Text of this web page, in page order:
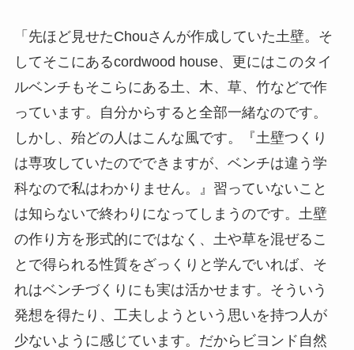
「先ほど見せたChouさんが作成していた土壁。そ
してそこにあるcordwood house、更にはこのタイ
ルベンチもそこらにある土、木、草、竹などで作
っています。自分からすると全部一緒なのです。
しかし、殆どの人はこんな風です。『土壁つくり
は専攻していたのでできますが、ベンチは違う学
科なので私はわかりません。』習っていないこと
は知らないで終わりになってしまうのです。土壁
の作り方を形式的にではなく、土や草を混ぜるこ
とで得られる性質をざっくりと学んでいれば、そ
れはベンチづくりにも実は活かせます。そういう
発想を得たり、工夫しようという思いを持つ人が
少ないように感じています。だからビヨンド自然